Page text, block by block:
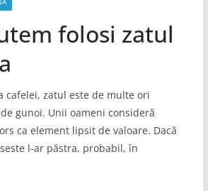
folosi zatul
cafelei, zatul este de multe ori
gunoi. Unii oameni consideră
ca element lipsit de valoare. Dacă
l-ar păstra, probabil, în